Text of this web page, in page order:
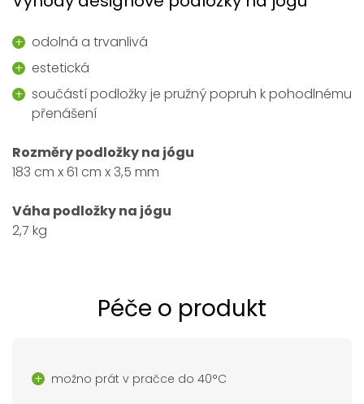
odolná a trvanlivá
estetická
součástí podložky je pružný popruh k pohodlnému
přenášení
Rozměry podložky na jógu
183 cm x 61 cm x 3,5 mm
Váha podložky na jógu
2,7 kg
Péče o produkt
možno prát v pračce do 40°C